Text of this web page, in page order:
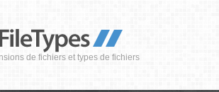
de fichiers et types de fichiers